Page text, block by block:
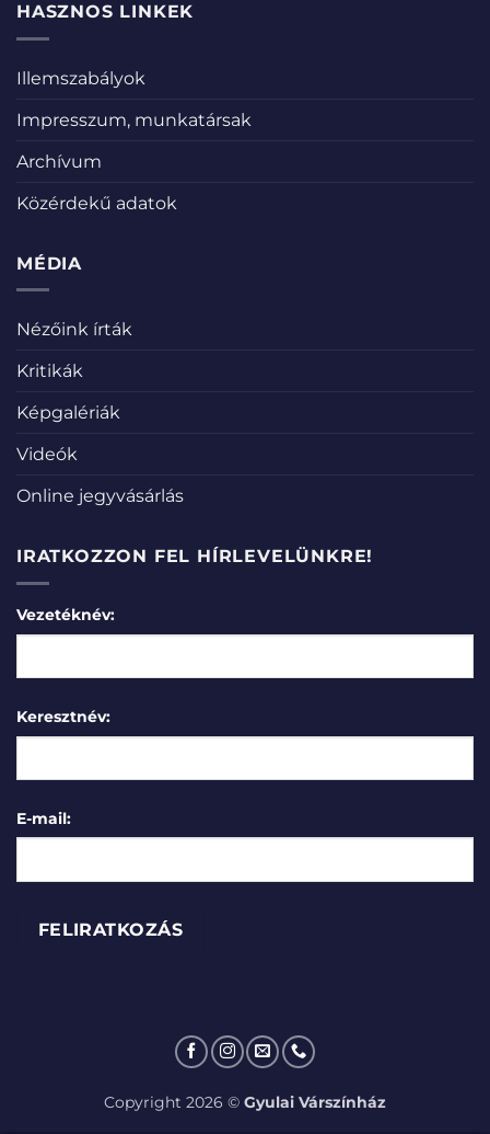
HASZNOS LINKEK
Illemszabályok
Impresszum, munkatársak
Archívum
Közérdekű adatok
MÉDIA
Nézőink írták
Kritikák
Képgalériák
Videók
Online jegyvásárlás
IRATKOZZON FEL HÍRLEVELÜNKRE!
Vezetéknév:
Keresztnév:
E-mail:
Copyright 2026 © Gyulai Várszínház